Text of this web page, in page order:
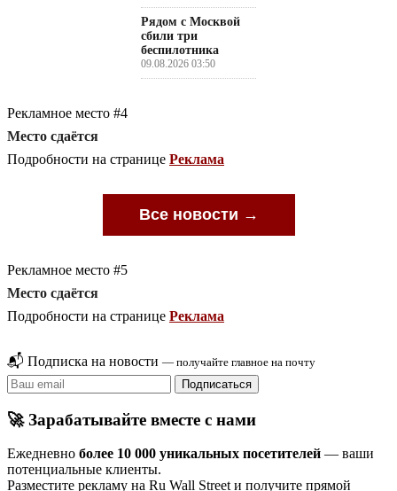
Рядом с Москвой
сбили три
беспилотника
09.08.2026 03:50
Рекламное место #4
Место сдаётся
Подробности на странице Реклама
Все новости →
Рекламное место #5
Место сдаётся
Подробности на странице Реклама
📬 Подписка на новости — получайте главное на почту
Подписаться
🚀 Зарабатывайте вместе с нами
Ежедневно более 10 000 уникальных посетителей — ваши
потенциальные клиенты.
Разместите рекламу на Ru Wall Street и получите прямой